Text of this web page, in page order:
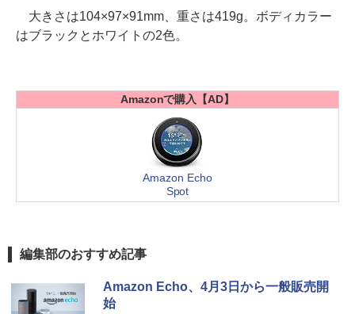
大きさは104×97×91mm、重さは419g。ボディカラー
はブラックとホワイトの2色。
Amazonで購入【AD】
Amazon Echo
Spot
編集部のおすすめ記事
Amazon Echo、4月3日から一般販売開
始